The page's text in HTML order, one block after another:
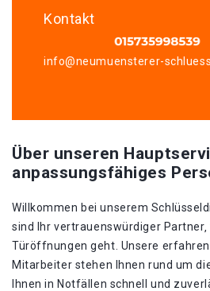
Kontakt
info@neumuensterer-
Über unseren
anpassungsfähiges
Willkommen bei unserem
sind Ihr vertrauenswürdiger
Türöffnungen geht. Unsere
Mitarbeiter stehen Ihnen rund um
Ihnen in Notfällen schnell und